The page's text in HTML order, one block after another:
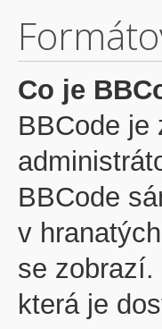
Co je
BBCode je
BBCode
v
se
která je